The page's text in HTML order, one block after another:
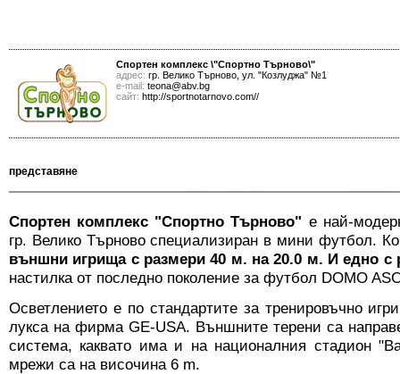
Спортен комплекс \"Спортно Търново\"
адрес: гр. Велико Търново, ул. "Козлуджа" №1
е-mail: teona@abv.bg
сайт: http://sportnotarnovo.com//
представяне
Спортен комплекс "Спортно Търново" е най-
гр. Велико Търново специализиран в мини футбол.
външни игрища с размери 40 м. на 20.0 м. И едно с
настилка от последно поколение за футбол DOMO
Осветлението е по стандартите за тренировъчно
лукса на фирма GE-USA. Външните терени са
система, какватo има и на националния стадион
мрежи са на височина 6 m.